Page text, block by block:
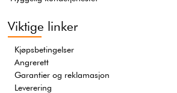
Viktige linker
Kjøpsbetingelser
Angrerett
Garantier og reklamasjon
Leverering